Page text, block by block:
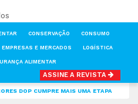
CONSERVAÇÃO CONSUMO
EMPRESAS E MERCADOS LOGÍSTICA
ALIMENTAR
ASSINE A REVISTA
DOP CUMPRE MAIS UMA ETAPA